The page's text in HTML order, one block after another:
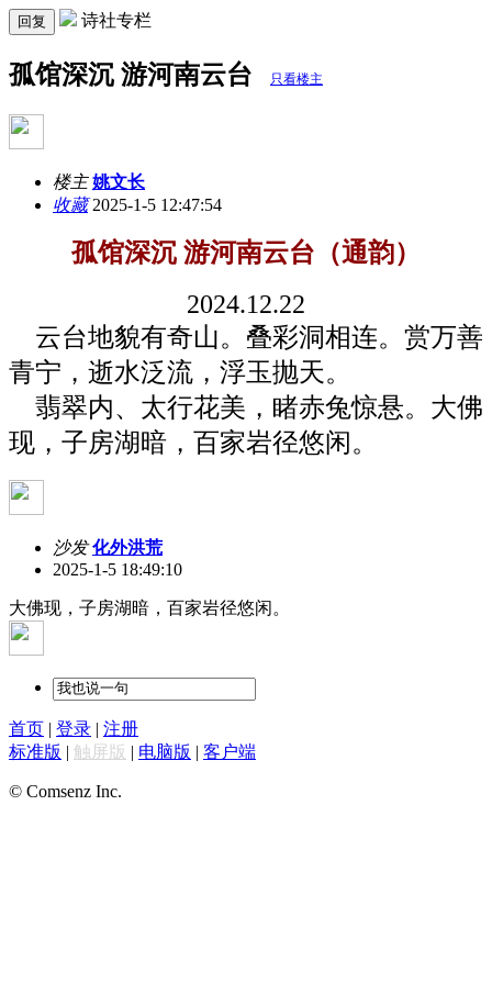
回复 诗社专栏
孤馆深沉 游河南云台 只看楼主
楼主 姚文长
收藏2025-1-5 12:47:54
孤馆深沉 游河南云台（通韵）
2024.12.22
云台地貌有奇山。叠彩洞相连。赏万善
青宁，逝水泛流，浮玉抛天。
翡翠内、太行花美，睹赤兔惊悬。大佛
现，子房湖暗，百家岩径悠闲。
沙发 化外洪荒
2025-1-5 18:49:10
大佛现，子房湖暗，百家岩径悠闲。
首页 | 登录 | 注册
标准版 | 触屏版 | 电脑版 | 客户端
© Comsenz Inc.